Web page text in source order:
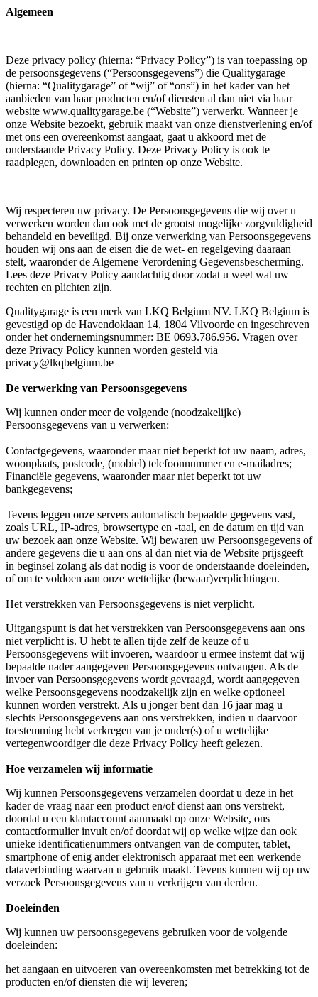
Algemeen
Deze privacy policy (hierna: “Privacy Policy”) is van toepassing op
de persoonsgegevens (“Persoonsgegevens”) die Qualitygarage
(hierna: “Qualitygarage” of “wij” of “ons”) in het kader van het
aanbieden van haar producten en/of diensten al dan niet via haar
website www.qualitygarage.be (“Website”) verwerkt. Wanneer je
onze Website bezoekt, gebruik maakt van onze dienstverlening en/of
met ons een overeenkomst aangaat, gaat u akkoord met de
onderstaande Privacy Policy. Deze Privacy Policy is ook te
raadplegen, downloaden en printen op onze Website.
Wij respecteren uw privacy. De Persoonsgegevens die wij over u
verwerken worden dan ook met de grootst mogelijke zorgvuldigheid
behandeld en beveiligd. Bij onze verwerking van Persoonsgegevens
houden wij ons aan de eisen die de wet- en regelgeving daaraan
stelt, waaronder de Algemene Verordening Gegevensbescherming.
Lees deze Privacy Policy aandachtig door zodat u weet wat uw
rechten en plichten zijn.
Qualitygarage is een merk van LKQ Belgium NV. LKQ Belgium is
gevestigd op de Havendoklaan 14, 1804 Vilvoorde en ingeschreven
onder het ondernemingsnummer: BE 0693.786.956. Vragen over
deze Privacy Policy kunnen worden gesteld via
privacy@lkqbelgium.be
De verwerking van Persoonsgegevens
Wij kunnen onder meer de volgende (noodzakelijke)
Persoonsgegevens van u verwerken:
Contactgegevens, waaronder maar niet beperkt tot uw naam, adres,
woonplaats, postcode, (mobiel) telefoonnummer en e-mailadres;
Financiële gegevens, waaronder maar niet beperkt tot uw
bankgegevens;
Tevens leggen onze servers automatisch bepaalde gegevens vast,
zoals URL, IP-adres, browsertype en -taal, en de datum en tijd van
uw bezoek aan onze Website. Wij bewaren uw Persoonsgegevens of
andere gegevens die u aan ons al dan niet via de Website prijsgeeft
in beginsel zolang als dat nodig is voor de onderstaande doeleinden,
of om te voldoen aan onze wettelijke (bewaar)verplichtingen.
Het verstrekken van Persoonsgegevens is niet verplicht.
Uitgangspunt is dat het verstrekken van Persoonsgegevens aan ons
niet verplicht is. U hebt te allen tijde zelf de keuze of u
Persoonsgegevens wilt invoeren, waardoor u ermee instemt dat wij
bepaalde nader aangegeven Persoonsgegevens ontvangen. Als de
invoer van Persoonsgegevens wordt gevraagd, wordt aangegeven
welke Persoonsgegevens noodzakelijk zijn en welke optioneel
kunnen worden verstrekt. Als u jonger bent dan 16 jaar mag u
slechts Persoonsgegevens aan ons verstrekken, indien u daarvoor
toestemming hebt verkregen van je ouder(s) of u wettelijke
vertegenwoordiger die deze Privacy Policy heeft gelezen.
Hoe verzamelen wij informatie
Wij kunnen Persoonsgegevens verzamelen doordat u deze in het
kader de vraag naar een product en/of dienst aan ons verstrekt,
doordat u een klantaccount aanmaakt op onze Website, ons
contactformulier invult en/of doordat wij op welke wijze dan ook
unieke identificatienummers ontvangen van de computer, tablet,
smartphone of enig ander elektronisch apparaat met een werkende
dataverbinding waarvan u gebruik maakt. Tevens kunnen wij op uw
verzoek Persoonsgegevens van u verkrijgen van derden.
Doeleinden
Wij kunnen uw persoonsgegevens gebruiken voor de volgende
doeleinden:
het aangaan en uitvoeren van overeenkomsten met betrekking tot de
producten en/of diensten die wij leveren;